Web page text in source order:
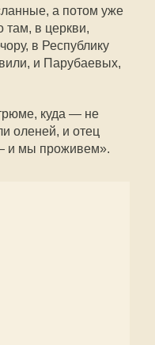
а потом уже
там, в церкви,
в Республику
и Парубаевых,
куда — не
оленей, и отец
и мы проживем».